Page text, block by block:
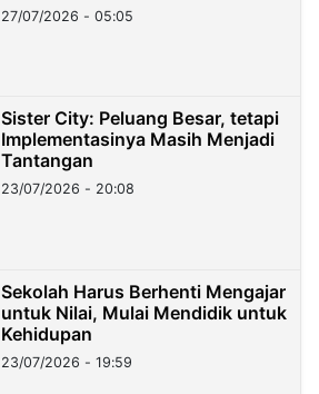
27/07/2026 - 05:05
Sister City: Peluang Besar, tetapi
Implementasinya Masih Menjadi
Tantangan
23/07/2026 - 20:08
Sekolah Harus Berhenti Mengajar
untuk Nilai, Mulai Mendidik untuk
Kehidupan
23/07/2026 - 19:59